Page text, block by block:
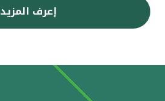
إعرف المزيد